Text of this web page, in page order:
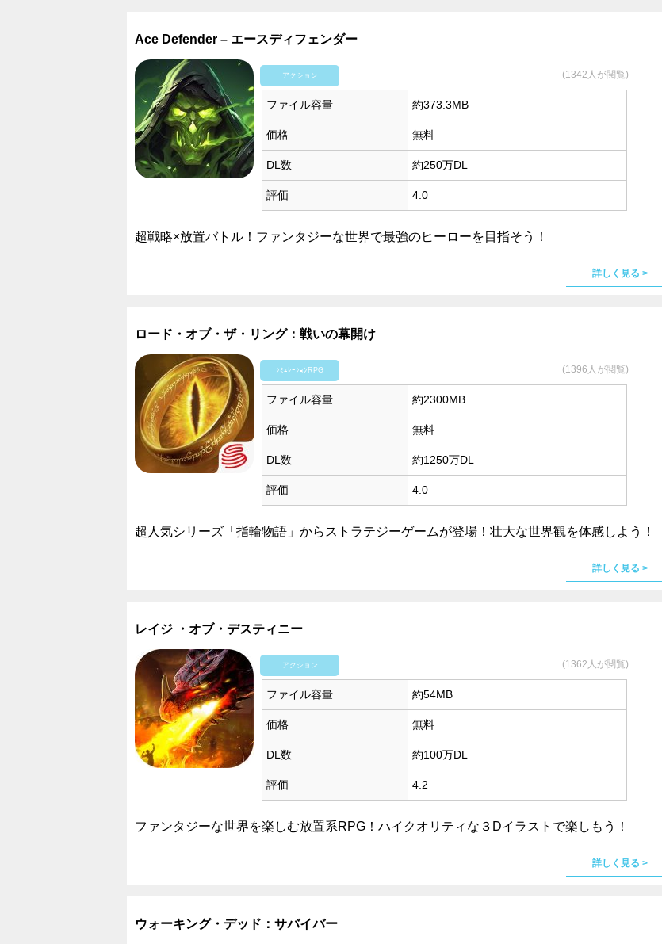
Ace Defender – エースディフェンダー
アクション (1342人が閲覧)
ファイル容量 約373.3MB
価格 無料
DL数 約250万DL
評価 4.0
超戦略×放置バトル！ファンタジーな世界で最強のヒーローを目指そう！
詳しく見る >
ロード・オブ・ザ・リング：戦いの幕開け
ｼﾐｭﾚｰｼｮﾝRPG (1396人が閲覧)
ファイル容量 約2300MB
価格 無料
DL数 約1250万DL
評価 4.0
超人気シリーズ「指輪物語」からストラテジーゲームが登場！壮大な世界観を体感しよう！
詳しく見る >
レイジ ・オブ・デスティニー
アクション (1362人が閲覧)
ファイル容量 約54MB
価格 無料
DL数 約100万DL
評価 4.2
ファンタジーな世界を楽しむ放置系RPG！ハイクオリティな３Dイラストで楽しもう！
詳しく見る >
ウォーキング・デッド：サバイバー